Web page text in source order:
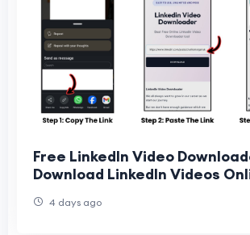
Free LinkedIn Video
Download LinkedIn Videos
4 days ago